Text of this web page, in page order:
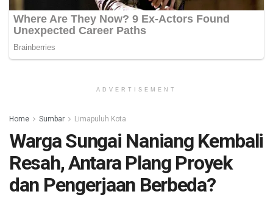
ADVERTISEMENT
Home Sumbar Limapuluh Kota
Warga Sungai Naniang Kembali
Resah, Antara Plang Proyek
dan Pengerjaan Berbeda?